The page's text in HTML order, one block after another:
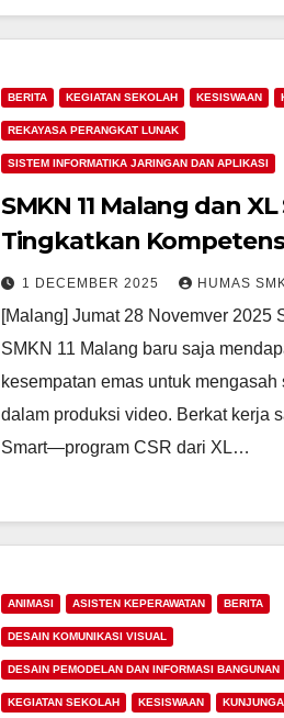
BERITA KEGIATAN SEKOLAH KESISWAAN
REKAYASA PERANGKAT LUNAK
SISTEM INFORMATIKA JARINGAN DAN APLIKASI
SMKN 11 Malang dan
Tingkatkan
Siswa Melalui Pelatihan
Berbasis AI
1 DECEMBER 2025 HUMAS
[Malang] Jumat 28 Novemver 2025
SMKN 11 Malang baru saja
kesempatan emas untuk mengasah
dalam produksi video. Berkat kerja
Smart—program CSR dari XL…
ANIMASI ASISTEN KEPERAWATAN BERITA
DESAIN KOMUNIKASI VISUAL
DESAIN PEMODELAN DAN INFORMASI BANGUNAN
KEGIATAN SEKOLAH KESISWAAN